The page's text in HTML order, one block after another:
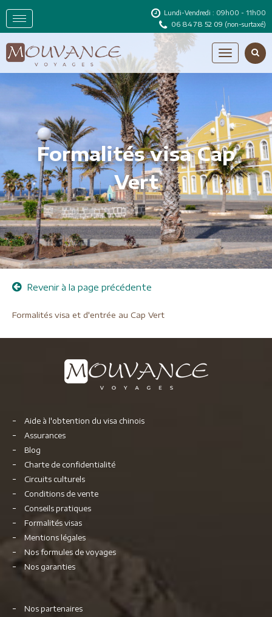
Lundi-Vendredi : 09h00 - 11h00
06 84 78 52 09 (non-surtaxé)
Formalités visa Cap
Vert
Revenir à la page précédente
Formalités visa et d'entrée au Cap Vert
Aide à l'obtention du visa chinois
Assurances
Blog
Charte de confidentialité
Circuits culturels
Conditions de vente
Conseils pratiques
Formalités visas
Mentions légales
Nos formules de voyages
Nos garanties
Nos partenaires